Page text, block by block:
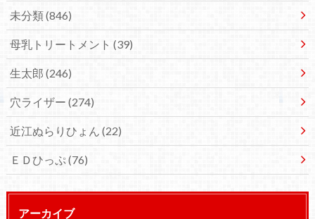
未分類(846)
母乳トリートメント (39)
生太郎 (246)
穴ライザー (274)
近江ぬらりひょん (22)
ＥＤひっぷ(76)
アーカイブ